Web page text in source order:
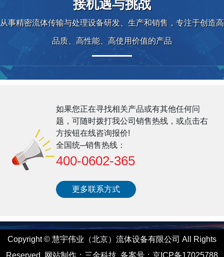
接机遇与挑战
从事精密流体传输与处理设备研发、生产和销售，专注于创造高
品质、高性能、高使用价值的产品
如果您正在寻找相关产品或有其他任何问
题，可随时拨打我公司销售热线，或点击右
方按钮在线咨询报价!
全国统─销售热线：
400-0602-365
更多联系方式
Copyright© 慧宇伟业（北京）流体设备有限公司 All Rights